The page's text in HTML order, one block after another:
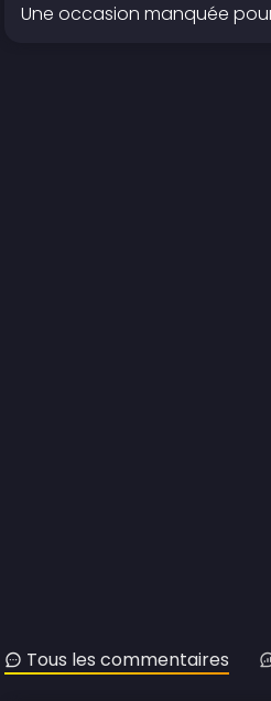
Une occasion manquée
Tous les commentaires